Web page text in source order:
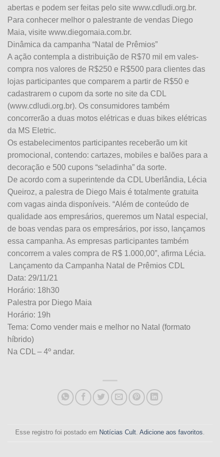
abertas e podem ser feitas pelo site www.cdludi.org.br.
Para conhecer melhor o palestrante de vendas Diego
Maia, visite www.diegomaia.com.br.
Dinâmica da campanha “Natal de Prêmios”
A ação contempla a distribuição de R$70 mil em vales-
compra nos valores de R$250 e R$500 para clientes das
lojas participantes que comparem a partir de R$50 e
cadastrarem o cupom da sorte no site da CDL
(www.cdludi.org.br). Os consumidores também
concorrerão a duas motos elétricas e duas bikes elétricas
da MS Eletric.
Os estabelecimentos participantes receberão um kit
promocional, contendo: cartazes, mobiles e balões para a
decoração e 500 cupons “seladinha” da sorte.
De acordo com a superintende da CDL Uberlândia, Lécia
Queiroz, a palestra de Diego Mais é totalmente gratuita
com vagas ainda disponíveis. “Além de conteúdo de
qualidade aos empresários, queremos um Natal especial,
de boas vendas para os empresários, por isso, lançamos
essa campanha. As empresas participantes também
concorrem a vales compra de R$ 1.000,00”, afirma Lécia.
Lançamento da Campanha Natal de Prêmios CDL
Data: 29/11/21
Horário: 18h30
Palestra por Diego Maia
Horário: 19h
Tema: Como vender mais e melhor no Natal (formato
híbrido)
Na CDL – 4º andar.
Esse registro foi postado em Notícias Cult Adicione aos favoritos